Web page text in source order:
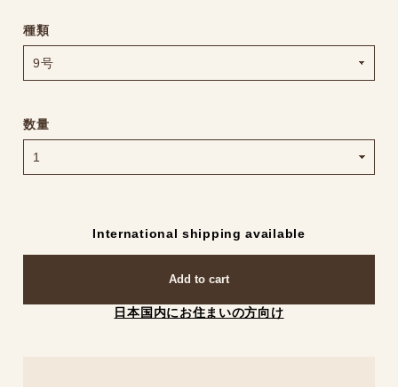
種類
数量
International shipping available
Add to cart
日本国内にお住まいの方向け